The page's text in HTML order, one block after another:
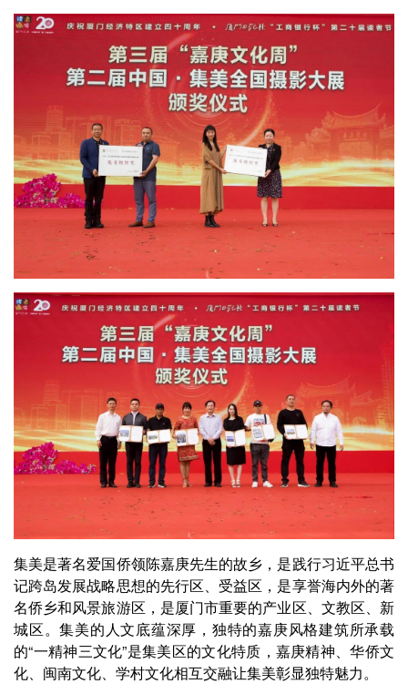
集美是著名爱国侨领陈嘉庚先生的故乡，是践行习近平总书
记跨岛发展战略思想的先行区、受益区，是享誉海内外的著
名侨乡和风景旅游区，是厦门市重要的产业区、文教区、新
城区。集美的人文底蕴深厚，独特的嘉庚风格建筑所承载
的“一精神三文化”是集美区的文化特质，嘉庚精神、华侨文
化、闽南文化、学村文化相互交融让集美彰显独特魅力。